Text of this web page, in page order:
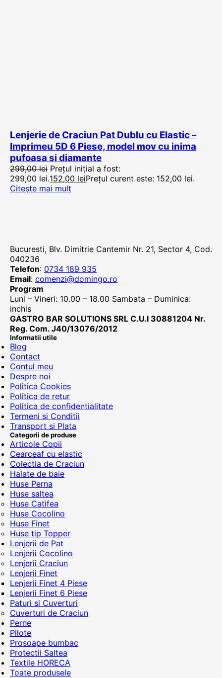
Lenjerie de Craciun Pat Dublu cu Elastic –
Imprimeu 5D 6 Piese, model mov cu inima
pufoasa si diamante
299,00lei Prețul inițial a fost:
299,00 lei.152,00 leiPrețul curent este: 152,00 lei.
Citește mai mult
Bucuresti, Blv. Dimitrie Cantemir Nr. 21, Sector 4, Cod.
040236
Telefon: 0734 189 935
Email: comenzi@domingo.ro
Program
Luni – Vineri: 10.00 – 18.00 Sambata – Duminica:
inchis
GASTRO BAR SOLUTIONS SRL C.U.I 30881204 Nr.
Reg. Com. J40/13076/2012
Informatii utile
Blog
Contact
Contul meu
Despre noi
Politica Cookies
Politica de retur
Politica de confidentialitate
Termeni si Conditii
Transport si Plata
Categorii de produse
Articole Copii
Cearceaf cu elastic
Colectia de Craciun
Halate de baie
Huse Perna
Huse saltea
Huse Catifea
Huse Cocolino
Huse Finet
Huse tip Topper
Lenjerii de Pat
Lenjerii Cocolino
Lenjerii Craciun
Lenjerii Finet
Lenjerii Finet 4 Piese
Lenjerii Finet 6 Piese
Paturi si Cuverturi
Cuverturi de Craciun
Perne
Pilote
Prosoape bumbac
Protectii Saltea
Textile HORECA
Toate produsele